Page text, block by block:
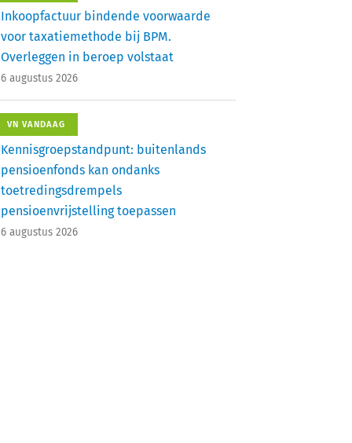
Inkoopfactuur bindende voorwaarde
voor taxatiemethode bij BPM.
Overleggen in beroep volstaat
6 augustus 2026
VN VANDAAG
Kennisgroepstandpunt: buitenlands
pensioenfonds kan ondanks
toetredingsdrempels
pensioenvrijstelling toepassen
6 augustus 2026